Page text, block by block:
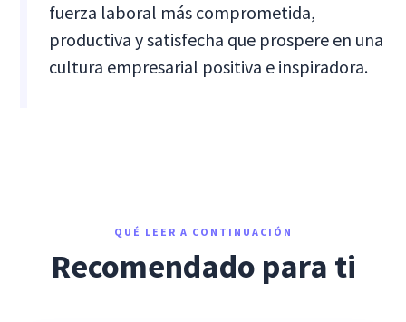
fuerza laboral más comprometida,
productiva y satisfecha que prospere en una
cultura empresarial positiva e inspiradora.
QUÉ LEER A CONTINUACIÓN
Recomendado para ti